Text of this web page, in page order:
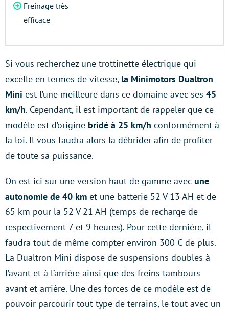
Freinage très
efficace
Si vous recherchez une trottinette électrique qui
excelle en termes de vitesse, la Minimotors Dualtron
Mini est l’une meilleure dans ce domaine avec ses 45
km/h. Cependant, il est important de rappeler que ce
modèle est d’origine bridé à 25 km/h conformément à
la loi. Il vous faudra alors la débrider afin de profiter
de toute sa puissance.
On est ici sur une version haut de gamme avec une
autonomie de 40 km et une batterie 52 V 13 AH et de
65 km pour la 52 V 21 AH (temps de recharge de
respectivement 7 et 9 heures). Pour cette dernière, il
faudra tout de même compter environ 300 € de plus.
La Dualtron Mini dispose de suspensions doubles à
l’avant et à l’arrière ainsi que des freins tambours
avant et arrière. Une des forces de ce modèle est de
pouvoir parcourir tout type de terrains, le tout avec un